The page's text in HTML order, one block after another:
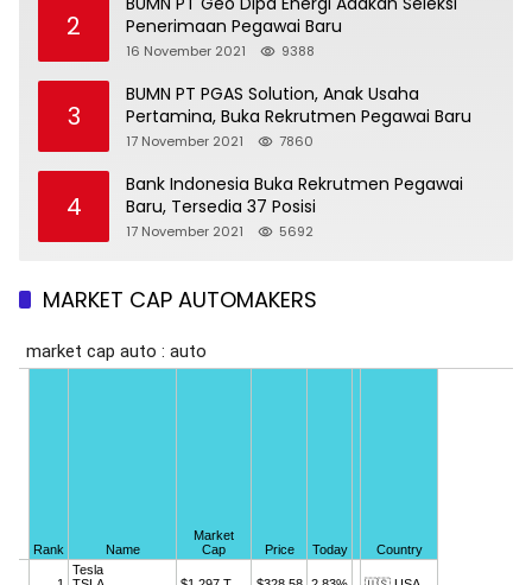
2
Penerimaan Pegawai Baru
16 November 2021 9388
3
BUMN PT PGAS Solution, Anak Usaha
Pertamina, Buka Rekrutmen Pegawai Baru
17 November 2021 7860
4
Bank Indonesia Buka Rekrutmen Pegawai
Baru, Tersedia 37 Posisi
17 November 2021 5692
MARKET CAP AUTOMAKERS